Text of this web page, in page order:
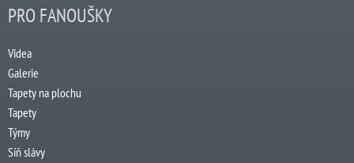
PRO FANOUŠKY
Videa
Galerie
Tapety na plochu
Tapety
Týmy
Síň slávy